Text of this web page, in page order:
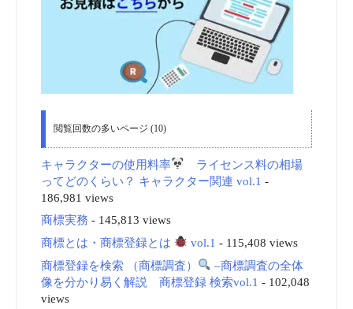
閲覧回数の多いページ (10)
キャラクターの使用料率
ライセンス料の相場
ってどのくらい？ キャラクター関連 vol.1 -
186,981 views
商標実務 - 145,813 views
商標とは・商標登録とは
vol.1 - 115,408 views
商標登録を検索 （商標調査）
–商標調査の全体
像を分かり易く解説 商標登録 検索vol.1 - 102,048
views